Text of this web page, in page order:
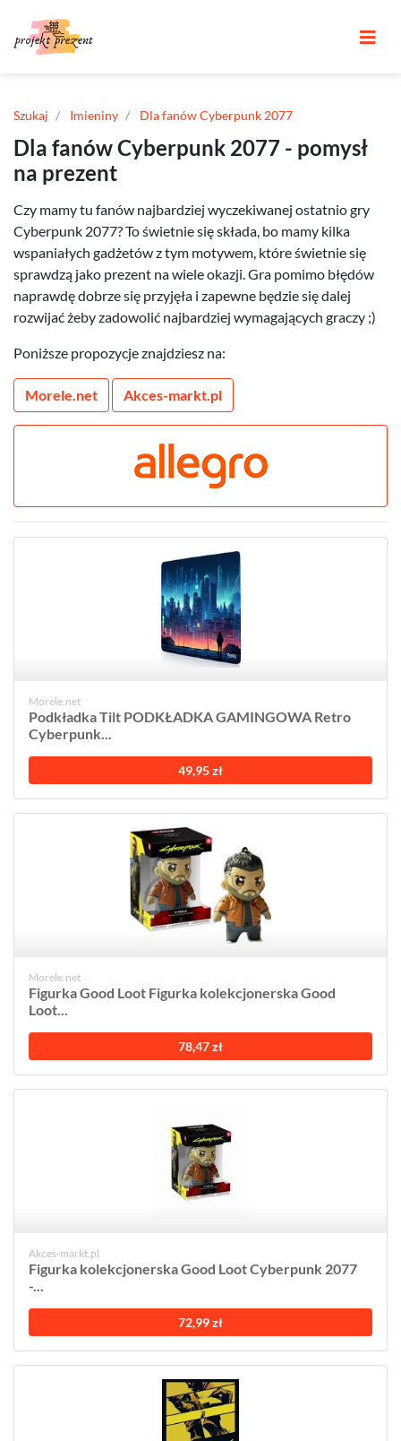
Szukaj Imieniny Dla fanów Cyberpunk 2077
Dla fanów Cyberpunk 2077 - pomysł
na prezent
Czy mamy tu fanów najbardziej wyczekiwanej ostatnio gry
Cyberpunk 2077? To świetnie się składa, bo mamy kilka
wspaniałych gadżetów z tym motywem, które świetnie się
sprawdzą jako prezent na wiele okazji. Gra pomimo błędów
naprawdę dobrze się przyjęła i zapewne będzie się dalej
rozwijać żeby zadowolić najbardziej wymagających graczy ;)
Poniższe propozycje znajdziesz na:
Morele.net Akces-markt.pl
Morele.net
Podkładka Tilt PODKŁADKA GAMINGOWA Retro
Cyberpunk...
49,95 zł
Morele.net
Figurka Good Loot Figurka kolekcjonerska Good
Loot...
78,47 zł
Akces-markt.pl
Figurka kolekcjonerska Good Loot Cyberpunk 2077
-...
72,99 zł